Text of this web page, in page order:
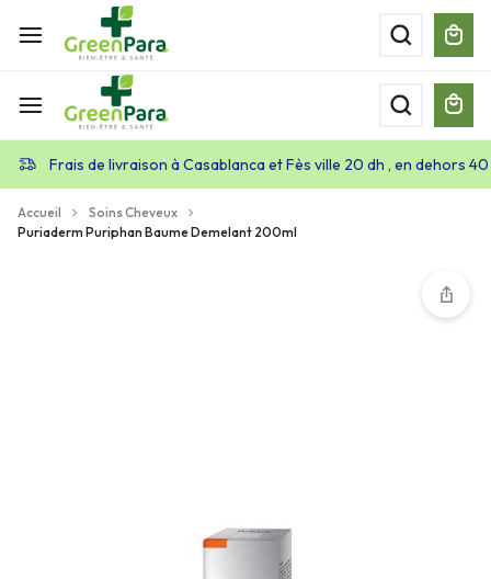
Frais de livraison à Casablanca et Fès ville 20 dh , en dehors
Accueil
Soins Cheveux
Puriaderm Puriphan Baume Demelant 200ml